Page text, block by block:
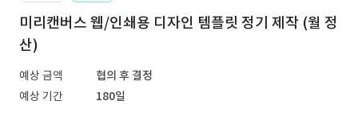
미리캔버스 웹/인쇄용 디자인 템플릿 정기 제작 (월 정
산)
예상 금액
협의 후 결정
예상 기간
180일